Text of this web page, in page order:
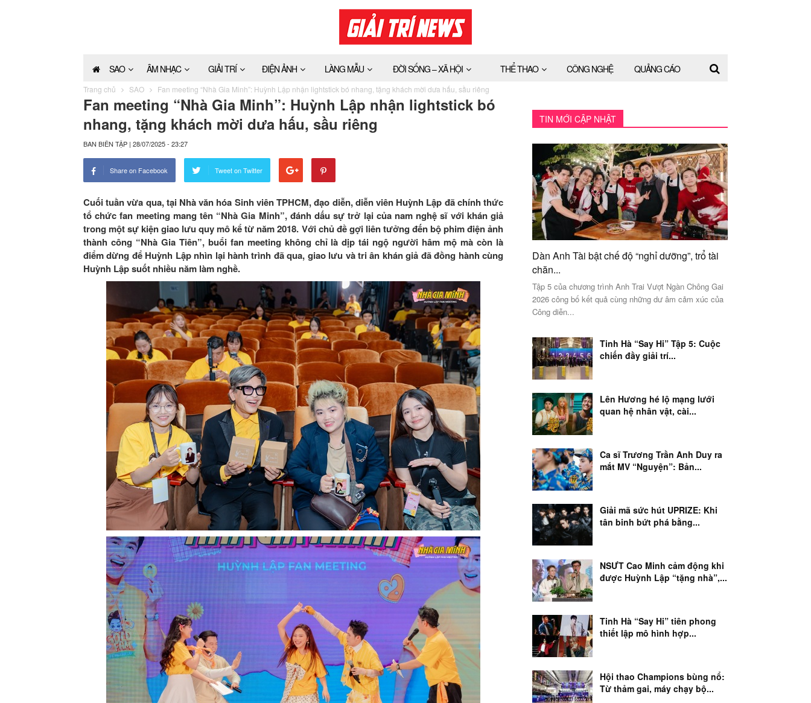
SAO ÂM NHẠC GIẢI TRÍ ĐIỆN ẢNH LÀNG MẪU ĐỜI SỐNG – XÃ HỘI THỂ THAO CÔNG NGHỆ QUẢNG CÁO
Trang chủ SAO Fan meeting “Nhà Gia Minh”: Huỳnh Lập nhận lightstick bó nhang, tặng khách mời dưa hấu, sầu riêng
Fan meeting “Nhà Gia Minh”: Huỳnh Lập nhận lightstick bó
nhang, tặng khách mời dưa hấu, sầu riêng
BAN BIÊN TẬP | 28/07/2025 - 23:27
Share on Facebook Tweet on Twitter
Cuối tuần vừa qua, tại Nhà văn hóa Sinh viên TPHCM, đạo diễn, diễn viên Huỳnh Lập đã chính thức
tổ chức fan meeting mang tên “Nhà Gia Minh”, đánh dấu sự trở lại của nam nghệ sĩ với khán giả
trong một sự kiện giao lưu quy mô kể từ năm 2018. Với chủ đề gợi liên tưởng đến bộ phim điện ảnh
thành công “Nhà Gia Tiên”, buổi fan meeting không chỉ là dịp tái ngộ người hâm mộ mà còn là
điểm dừng để Huỳnh Lập nhìn lại hành trình đã qua, giao lưu và tri ân khán giả đã đồng hành cùng
Huỳnh Lập suốt nhiều năm làm nghề.
TIN MỚI CẬP NHẬT
Dàn Anh Tài bật chế độ “nghỉ dưỡng”, trổ tài
chăn...
Tập 5 của chương trình Anh Trai Vượt Ngàn Chông Gai
2026 công bố kết quả cùng những dư âm cảm xúc của
Công diễn...
Tinh Hà “Say Hi” Tập 5: Cuộc
chiến đầy giải trí...
Lên Hương hé lộ mạng lưới
quan hệ nhân vật, cài...
Ca sĩ Trương Trần Anh Duy ra
mắt MV “Nguyện”: Bản...
Giải mã sức hút UPRIZE: Khi
tân binh bứt phá bằng...
NSƯT Cao Minh cảm động khi
được Huỳnh Lập “tặng nhà”,...
Tinh Hà “Say Hi” tiên phong
thiết lập mô hình hợp...
Hội thao Champions bùng nổ:
Từ thảm gai, máy chạy bộ...